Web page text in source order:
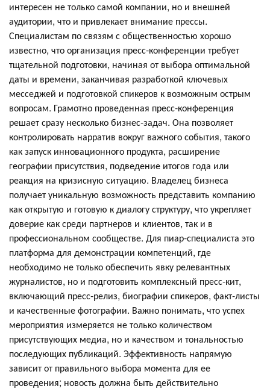
интересен не только самой компании, но и внешней
аудитории, что и привлекает внимание прессы.
Специалистам по связям с общественностью хорошо
известно, что организация пресс-конференции требует
тщательной подготовки, начиная от выбора оптимальной
даты и времени, заканчивая разработкой ключевых
месседжей и подготовкой спикеров к возможным острым
вопросам. Грамотно проведенная пресс-конференция
решает сразу несколько бизнес-задач. Она позволяет
контролировать нарратив вокруг важного события, такого
как запуск инновационного продукта, расширение
географии присутствия, подведение итогов года или
реакция на кризисную ситуацию. Владелец бизнеса
получает уникальную возможность представить компанию
как открытую и готовую к диалогу структуру, что укрепляет
доверие как среди партнеров и клиентов, так и в
профессиональном сообществе. Для пиар-специалиста это
платформа для демонстрации компетенций, где
необходимо не только обеспечить явку релевантных
журналистов, но и подготовить комплексный пресс-кит,
включающий пресс-релиз, биографии спикеров, факт-листы
и качественные фотографии. Важно понимать, что успех
мероприятия измеряется не только количеством
присутствующих медиа, но и качеством и тональностью
последующих публикаций. Эффективность напрямую
зависит от правильного выбора момента для ее
проведения; новость должна быть действительно